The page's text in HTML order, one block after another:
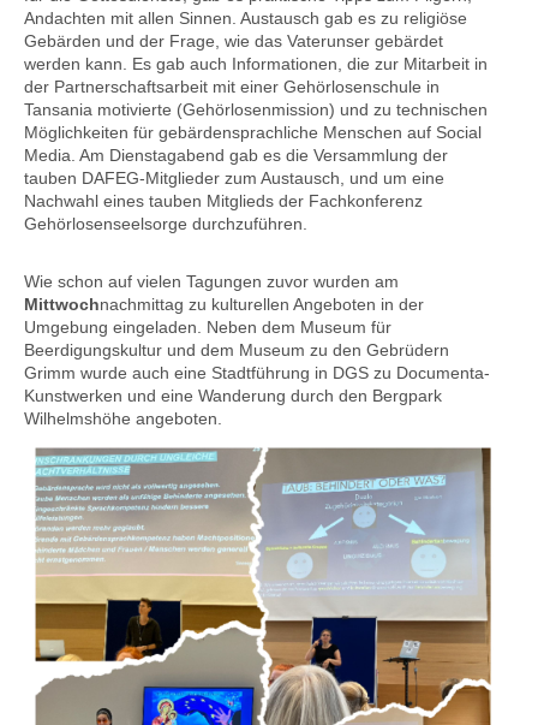
Andachten mit allen Sinnen. Austausch gab es zu religiöse
Gebärden und der Frage, wie das Vaterunser gebärdet
werden kann. Es gab auch Informationen, die zur Mitarbeit in
der Partnerschaftsarbeit mit einer Gehörlosenschule in
Tansania motivierte (Gehörlosenmission) und zu technischen
Möglichkeiten für gebärdensprachliche Menschen auf Social
Media. Am Dienstagabend gab es die Versammlung der
tauben DAFEG-Mitglieder zum Austausch, und um eine
Nachwahl eines tauben Mitglieds der Fachkonferenz
Gehörlosenseelsorge durchzuführen.
Wie schon auf vielen Tagungen zuvor wurden am
Mittwochnachmittag zu kulturellen Angeboten in der
Umgebung eingeladen. Neben dem Museum für
Beerdigungskultur und dem Museum zu den Gebrüdern
Grimm wurde auch eine Stadtführung in DGS zu Documenta-
Kunstwerken und eine Wanderung durch den Bergpark
Wilhelmshöhe angeboten.